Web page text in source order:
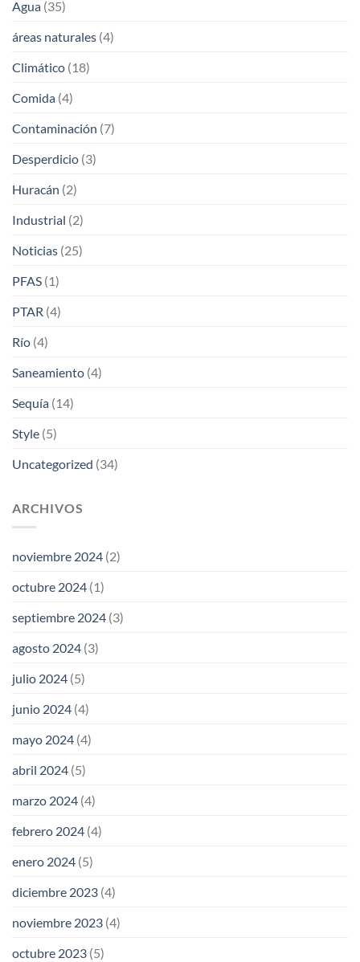
Agua (35)
áreas naturales (4)
Climático (18)
Comida (4)
Contaminación (7)
Desperdicio (3)
Huracán (2)
Industrial (2)
Noticias (25)
PFAS (1)
PTAR (4)
Río (4)
Saneamiento (4)
Sequía (14)
Style (5)
Uncategorized (34)
ARCHIVOS
noviembre 2024 (2)
octubre 2024 (1)
septiembre 2024 (3)
agosto 2024 (3)
julio 2024 (5)
junio 2024 (4)
mayo 2024 (4)
abril 2024 (5)
marzo 2024 (4)
febrero 2024 (4)
enero 2024 (5)
diciembre 2023 (4)
noviembre 2023 (4)
octubre 2023 (5)